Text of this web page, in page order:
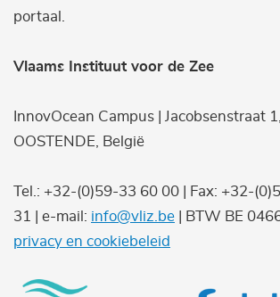
portaal.
Vlaams Instituut voor de Zee
InnovOcean Campus | Jacobsenstraat
OOSTENDE, België
Tel.: +32-(0)59-33 60 00 | Fax: +32-
31 | e-mail: info@vliz.be | BTW BE
privacy en cookiebeleid